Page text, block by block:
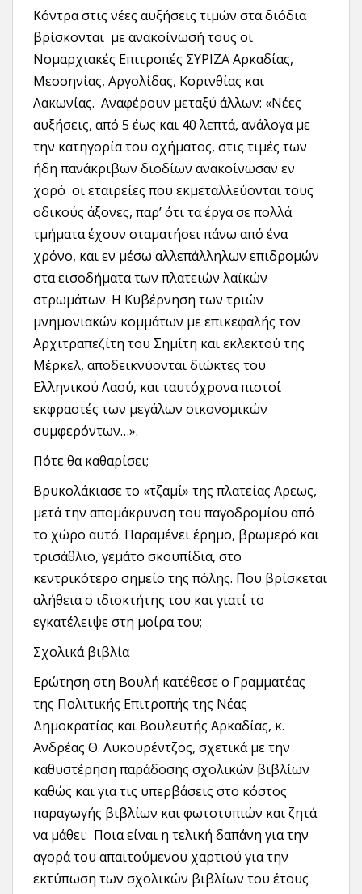
Κόντρα στις νέες αυξήσεις τιμών στα διόδια
βρίσκονται με ανακοίνωσή τους οι
Νομαρχιακές Επιτροπές ΣΥΡΙΖΑ Αρκαδίας,
Μεσσηνίας, Αργολίδας, Κορινθίας και
Λακωνίας. Αναφέρουν μεταξύ άλλων: «Νέες
αυξήσεις, από 5 έως και 40 λεπτά, ανάλογα με
την κατηγορία του οχήματος, στις τιμές των
ήδη πανάκριβων διοδίων ανακοίνωσαν εν
χορό οι εταιρείες που εκμεταλλεύονται τους
οδικούς άξονες, παρ’ ότι τα έργα σε πολλά
τμήματα έχουν σταματήσει πάνω από ένα
χρόνο, και εν μέσω αλλεπάλληλων επιδρομών
στα εισοδήματα των πλατειών λαϊκών
στρωμάτων. Η Κυβέρνηση των τριών
μνημονιακών κομμάτων με επικεφαλής τον
Αρχιτραπεζίτη του Σημίτη και εκλεκτού της
Μέρκελ, αποδεικνύονται διώκτες του
Ελληνικού Λαού, και ταυτόχρονα πιστοί
εκφραστές των μεγάλων οικονομικών
συμφερόντων…».
Πότε θα καθαρίσει;
Βρυκολάκιασε το «τζαμί» της πλατείας Αρεως,
μετά την απομάκρυνση του παγοδρομίου από
το χώρο αυτό. Παραμένει έρημο, βρωμερό και
τρισάθλιο, γεμάτο σκουπίδια, στο
κεντρικότερο σημείο της πόλης. Που βρίσκεται
αλήθεια ο ιδιοκτήτης του και γιατί το
εγκατέλειψε στη μοίρα του;
Σχολικά βιβλία
Ερώτηση στη Βουλή κατέθεσε ο Γραμματέας
της Πολιτικής Επιτροπής της Νέας
Δημοκρατίας και Βουλευτής Αρκαδίας, κ.
Ανδρέας Θ. Λυκουρέντζος, σχετικά με την
καθυστέρηση παράδοσης σχολικών βιβλίων
καθώς και για τις υπερβάσεις στο κόστος
παραγωγής βιβλίων και φωτοτυπιών και ζητά
να μάθει: Ποια είναι η τελική δαπάνη για την
αγορά του απαιτούμενου χαρτιού για την
εκτύπωση των σχολικών βιβλίων του έτους